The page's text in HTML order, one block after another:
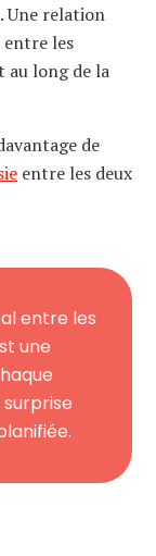
Une relation
entre les
au long de la
de
entre les deux
entre les
une